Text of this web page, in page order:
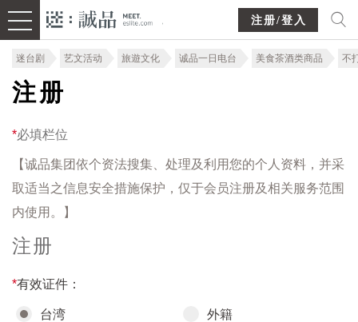
注册/登入
迷台剧 艺文活动 旅遊文化 诚品一日电台 美食茶酒类商品 不
注册
*必填栏位
【诚品集团依个资法搜集、处理及利用您的个人资料，并采
取适当之信息安全措施保护，仅于会员注册及相关服务范围
内使用。】
注册
*有效证件：
台湾 外籍